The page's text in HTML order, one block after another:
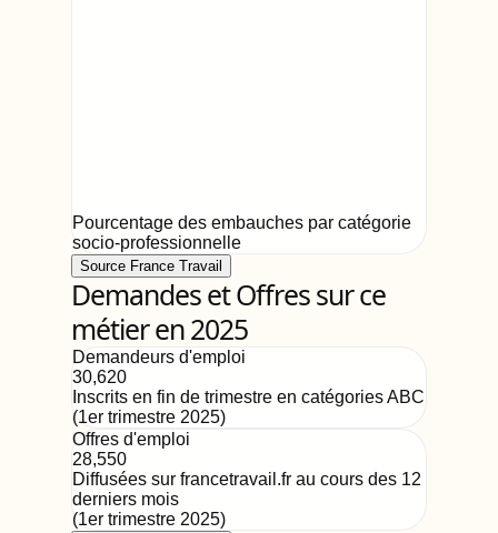
Pourcentage des embauches par catégorie
socio-professionnelle
Source France Travail
Demandes et Offres sur ce
métier en 2025
Demandeurs d'emploi
30,620
Inscrits en fin de trimestre en catégories ABC
(1er trimestre 2025)
Offres d'emploi
28,550
Diffusées sur francetravail.fr au cours des 12
derniers mois
(1er trimestre 2025)